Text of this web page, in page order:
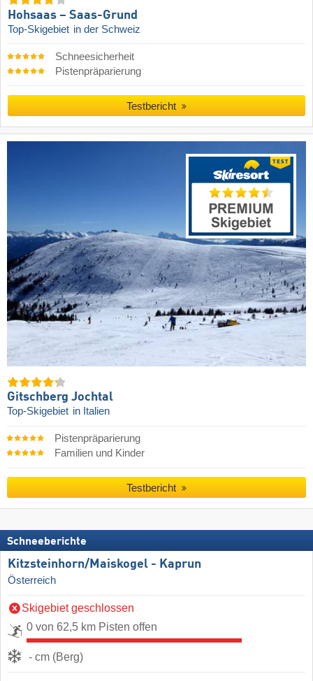
Hohsaas – Saas-Grund
Top-Skigebiet in der Schweiz
Schneesicherheit
Pistenpräparierung
Testbericht
Gitschberg Jochtal
Top-Skigebiet in Italien
Pistenpräparierung
Familien und Kinder
Testbericht
Schneeberichte
Kitzsteinhorn/​Maiskogel - Kaprun
Österreich
Skigebiet geschlossen
0 von 62,5 km Pisten offen
- cm (Berg)